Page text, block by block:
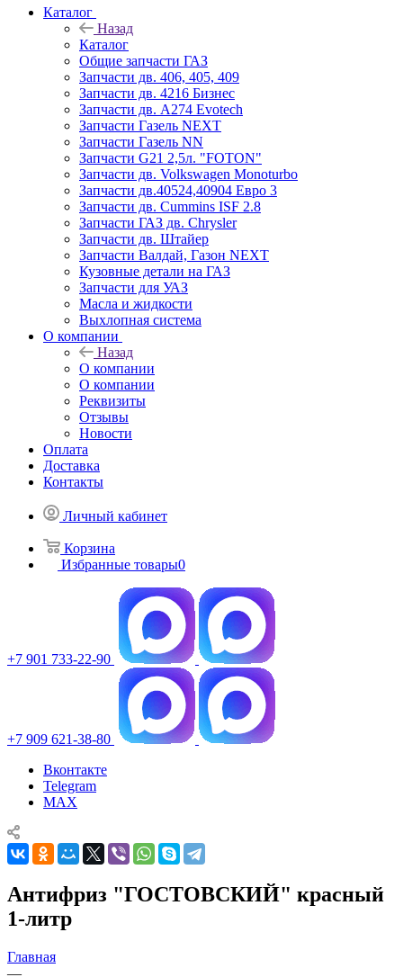
Каталог
Назад
Каталог
Общие запчасти ГАЗ
Запчасти дв. 406, 405, 409
Запчасти дв. 4216 Бизнес
Запчасти дв. A274 Evotech
Запчасти Газель NEXT
Запчасти Газель NN
Запчасти G21 2,5л. "FOTON"
Запчасти дв. Volkswagen Monoturbo
Запчасти дв.40524,40904 Евро 3
Запчасти дв. Cummins ISF 2.8
Запчасти ГАЗ дв. Chrysler
Запчасти дв. Штайер
Запчасти Валдай, Газон NEXT
Кузовные детали на ГАЗ
Запчасти для УАЗ
Масла и жидкости
Выхлопная система
О компании
Назад
О компании
О компании
Реквизиты
Отзывы
Новости
Оплата
Доставка
Контакты
Личный кабинет
Корзина
Избранные товары0
+7 901 733-22-90
+7 909 621-38-80
Вконтакте
Telegram
MAX
Антифриз "ГОСТОВСКИЙ" красный
1-литр
Главная
—